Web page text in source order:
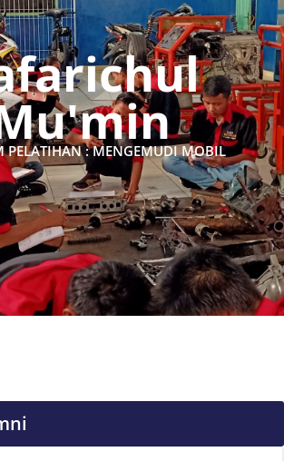
PELATIHAN : MENGEMUDI MOBIL